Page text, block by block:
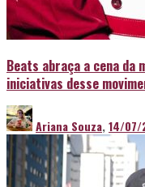
Beats abraça a cena
iniciativas desse
Ariana Souza,14/07/